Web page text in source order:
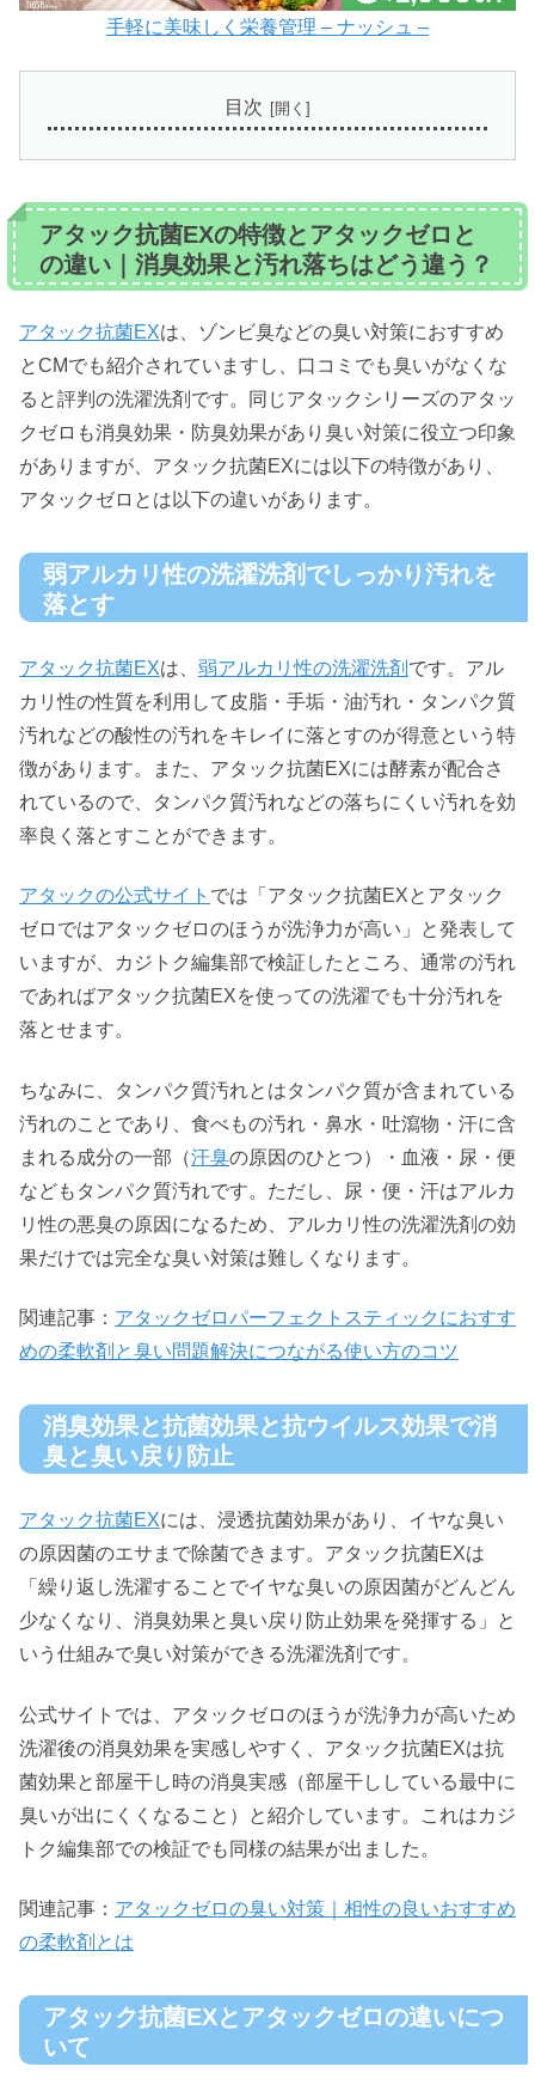
手軽に美味しく栄養管理 – ナッシュ –
目次
アタック抗菌EXの特徴とアタックゼロと
の違い｜消臭効果と汚れ落ちはどう違う？
アタック抗菌EXは、ゾンビ臭などの臭い対策におすすめ
とCMでも紹介されていますし、口コミでも臭いがなくな
ると評判の洗濯洗剤です。同じアタックシリーズのアタッ
クゼロも消臭効果・防臭効果があり臭い対策に役立つ印象
がありますが、アタック抗菌EXには以下の特徴があり、
アタックゼロとは以下の違いがあります。
弱アルカリ性の洗濯洗剤でしっかり汚れを
落とす
アタック抗菌EXは、 弱アルカリ性の洗濯洗剤 です。アル
カリ性の性質を利用して皮脂・手垢・油汚れ・タンパク質
汚れなどの酸性の汚れをキレイに落とすのが得意という特
徴があります。また、アタック抗菌EXには酵素が配合さ
れているので、タンパク質汚れなどの落ちにくい汚れを効
率良く落とすことができます。
アタックの公式サイト では「アタック抗菌EXとアタック
ゼロではアタックゼロのほうが洗浄力が高い」と発表して
いますが、カジトク編集部で検証したところ、通常の汚れ
であればアタック抗菌EXを使っての洗濯でも十分汚れを
落とせます。
ちなみに、タンパク質汚れとはタンパク質が含まれている
汚れのことであり、食べもの汚れ・鼻水・吐瀉物・汗に含
まれる成分の一部（汗臭の原因のひとつ）・血液・尿・便
などもタンパク質汚れです。ただし、尿・便・汗はアルカ
リ性の悪臭の原因になるため、アルカリ性の洗濯洗剤の効
果だけでは完全な臭い対策は難しくなります。
関連記事： アタックゼロパーフェクトスティックにおすす
めの柔軟剤と臭い問題解決につながる使い方のコツ
消臭効果と抗菌効果と抗ウイルス効果で消
臭と臭い戻り防止
アタック抗菌EXには、浸透抗菌効果があり、イヤな臭い
の原因菌のエサまで除菌できます。アタック抗菌EXは
「繰り返し洗濯することでイヤな臭いの原因菌がどんどん
少なくなり、消臭効果と臭い戻り防止効果を発揮する」と
いう仕組みで臭い対策ができる洗濯洗剤です。
公式サイトでは、アタックゼロのほうが洗浄力が高いため
洗濯後の消臭効果を実感しやすく、アタック抗菌EXは抗
菌効果と部屋干し時の消臭実感（部屋干ししている最中に
臭いが出にくくなること）と紹介しています。これはカジ
トク編集部での検証でも同様の結果が出ました。
関連記事： アタックゼロの臭い対策｜相性の良いおすすめ
の柔軟剤とは
アタック抗菌EXとアタックゼロの違いにつ
いて